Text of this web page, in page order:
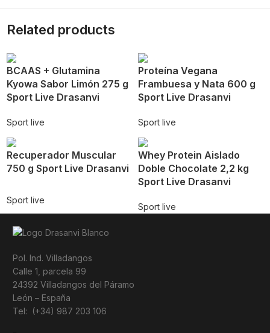
Related products
BCAAS + Glutamina
Kyowa Sabor Limón 275 g
Sport Live Drasanvi
Sport live
Proteína Vegana
Frambuesa y Nata 600 g
Sport Live Drasanvi
Sport live
Recuperador Muscular
750 g Sport Live Drasanvi
Sport live
Whey Protein Aislado
Doble Chocolate 2,2 kg
Sport Live Drasanvi
Sport live
Pol. Ind. Villadangos
Calle 1, parcela 99
24392 Villadangos del Páramo
León – España
Tel: (+34) 987 203 106